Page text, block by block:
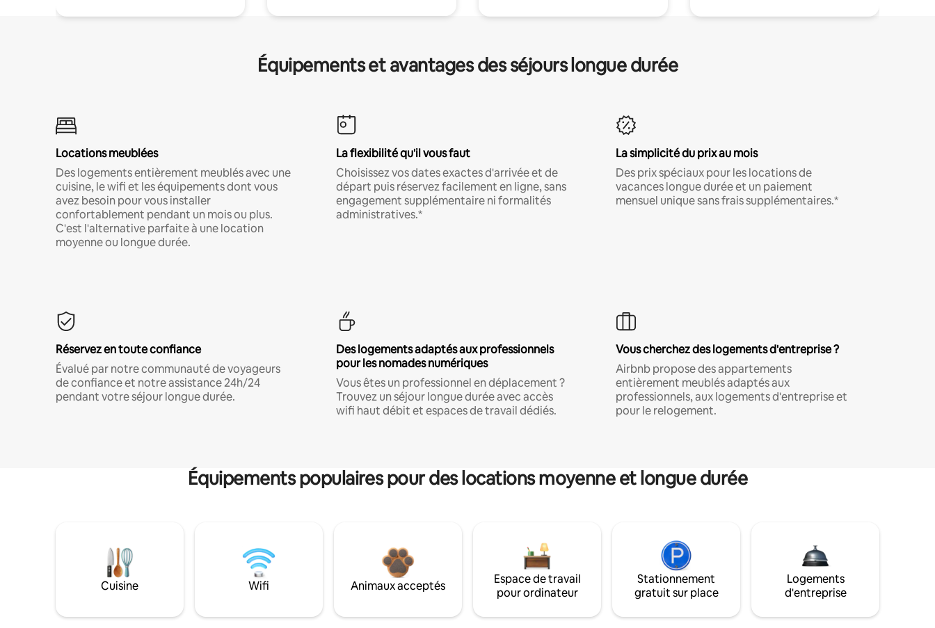
Équipements et avantages des séjours longue durée
Locations meublées
Des logements entièrement meublés avec une
cuisine, le wifi et les équipements dont vous
avez besoin pour vous installer
confortablement pendant un mois ou plus.
C'est l'alternative parfaite à une location
moyenne ou longue durée.
La flexibilité qu'il vous faut
Choisissez vos dates exactes d'arrivée et de
départ puis réservez facilement en ligne, sans
engagement supplémentaire ni formalités
administratives.*
La simplicité du prix au mois
Des prix spéciaux pour les locations de
vacances longue durée et un paiement
mensuel unique sans frais supplémentaires.*
Réservez en toute confiance
Évalué par notre communauté de voyageurs
de confiance et notre assistance 24h/24
pendant votre séjour longue durée.
Des logements adaptés aux professionnels
pour les nomades numériques
Vous êtes un professionnel en déplacement ?
Trouvez un séjour longue durée avec accès
wifi haut débit et espaces de travail dédiés.
Vous cherchez des logements d'entreprise ?
Airbnb propose des appartements
entièrement meublés adaptés aux
professionnels, aux logements d'entreprise et
pour le relogement.
Équipements populaires pour des locations moyenne et longue durée
Cuisine Wifi Animaux acceptés
Espace de travail
pour ordinateur
Stationnement
gratuit sur place
Logements
d'entreprise